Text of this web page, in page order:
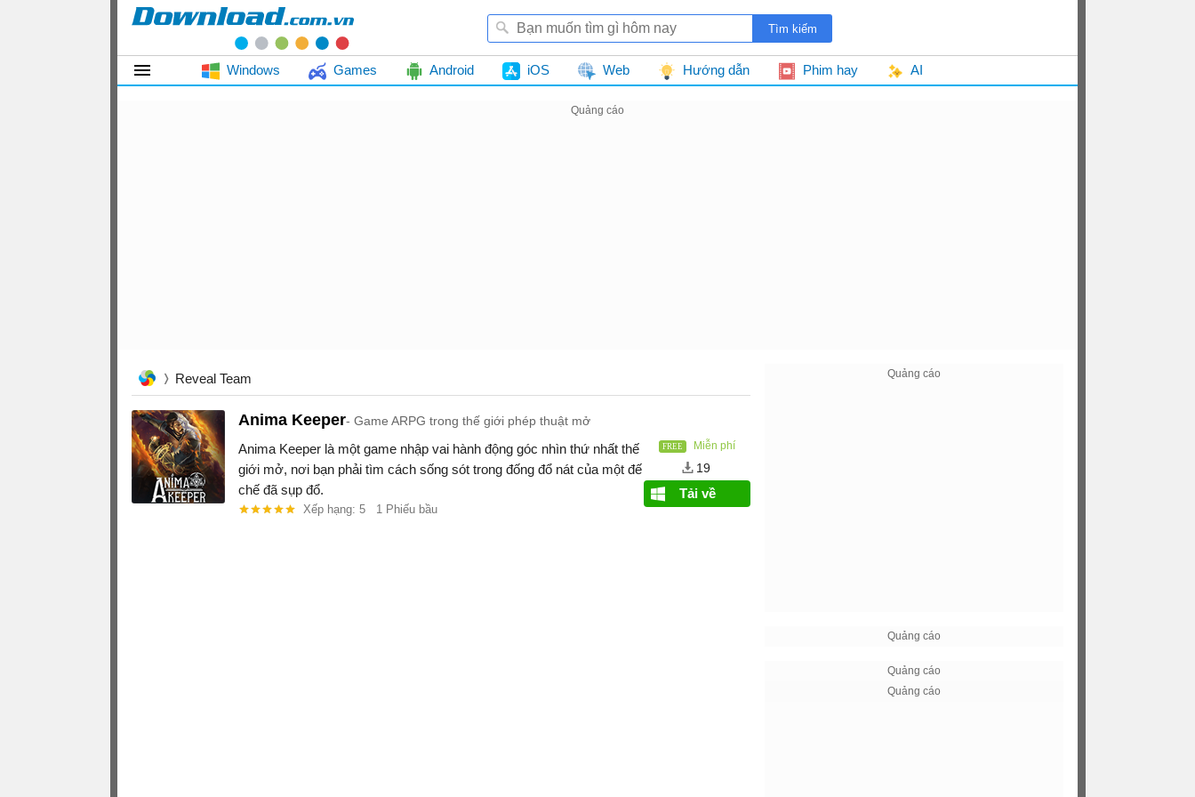
Windows Games Android iOS Web Hướng dẫn Phim hay AI
Reveal Team
Anima Keeper Game ARPG trong thế giới phép thuật mở
Anima Keeper là một game nhập vai hành động góc nhìn thứ nhất thế
giới mở, nơi bạn phải tìm cách sống sót trong đống đổ nát của một đế
chế đã sụp đổ.
Xếp hạng: 5 1 Phiếu bầu
Miễn phí
19
Tải về